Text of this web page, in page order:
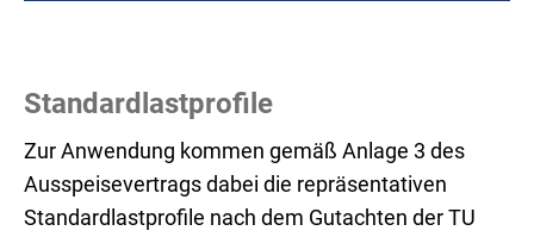
Standardlastprofile
Zur Anwendung kommen gemäß Anlage 3 des
Ausspeisevertrags dabei die repräsentativen
Standardlastprofile nach dem Gutachten der TU